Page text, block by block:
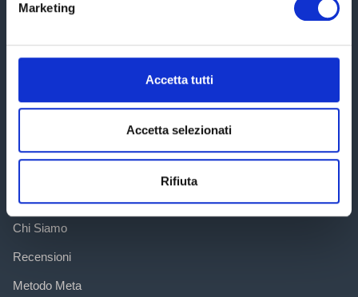
Marketing
Accetta tutti
Accetta selezionati
Rifiuta
Ti aiutiamo a districarti all'interno del labirinto fiscale al fine di
[elfsight_whatsapp_chat id="1"]
Home
Chi Siamo
Recensioni
Metodo Meta